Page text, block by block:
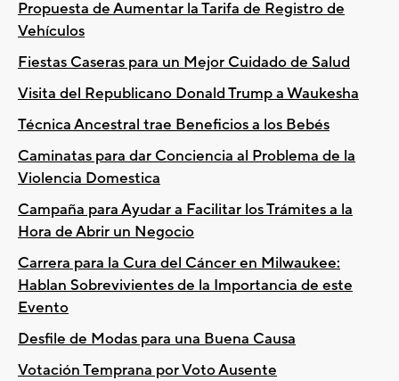
Propuesta de Aumentar la Tarifa de Registro de
Vehículos
Fiestas Caseras para un Mejor Cuidado de Salud
Visita del Republicano Donald Trump a Waukesha
Técnica Ancestral trae Beneficios a los Bebés
Caminatas para dar Conciencia al Problema de la
Violencia Domestica
Campaña para Ayudar a Facilitar los Trámites a la
Hora de Abrir un Negocio
Carrera para la Cura del Cáncer en Milwaukee:
Hablan Sobrevivientes de la Importancia de este
Evento
Desfile de Modas para una Buena Causa
Votación Temprana por Voto Ausente